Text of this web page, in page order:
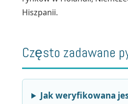
Hiszpanii.
Często zadawane
Jak weryfikowana